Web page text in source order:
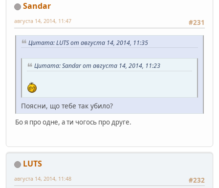
Sandar
#231
августа 14, 2014, 11:47
Цитата: LUTS от августа 14, 2014, 11:35
Цитата: Sandar от августа 14, 2014, 11:23
Поясни, що тебе так убило?
Бо я про одне, а ти чогось про друге.
LUTS
#232
августа 14, 2014, 11:48